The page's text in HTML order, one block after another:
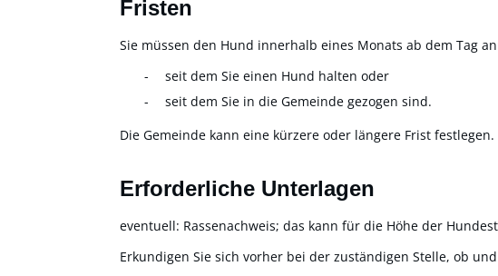
Fristen
Sie müssen den Hund innerhalb eines Monats ab dem Tag
seit dem Sie einen Hund halten oder
seit dem Sie in die Gemeinde gezogen sind.
Die Gemeinde kann eine kürzere oder längere Frist festlegen.
Erforderliche Unterlagen
eventuell: Rassenachweis; das kann für die Höhe der
Erkundigen Sie sich vorher bei der zuständigen Stelle, ob